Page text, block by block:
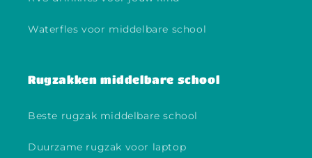
Waterfles voor middelbare school
Rugzakken middelbare school
Beste rugzak middelbare school
Duurzame rugzak voor laptop